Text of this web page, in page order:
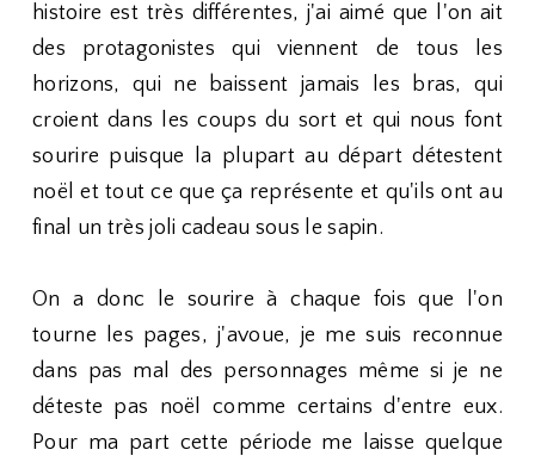
histoire est très différentes, j'ai aimé que l'on ait
des protagonistes qui viennent de tous les
horizons, qui ne baissent jamais les bras, qui
croient dans les coups du sort et qui nous font
sourire puisque la plupart au départ détestent
noël et tout ce que ça représente et qu'ils ont au
final un très joli cadeau sous le sapin.
On a donc le sourire à chaque fois que l'on
tourne les pages, j'avoue, je me suis reconnue
dans pas mal des personnages même si je ne
déteste pas noël comme certains d'entre eux.
Pour ma part cette période me laisse quelque